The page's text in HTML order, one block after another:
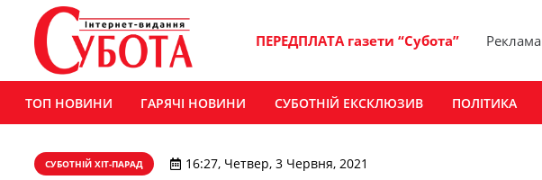
ПЕРЕДПЛАТА газети “Субота” Реклама
ТОП НОВИНИ ГАРЯЧІ НОВИНИ СУБОТНІЙ ЕКСКЛЮЗИВ ПОЛІТИКА
СУБОТНІЙ ХІТ-ПАРАД 16:27, Четвер, 3 Червня, 2021